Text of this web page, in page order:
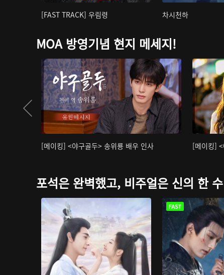
[FAST TRACK] 우림령 차시천하
MOA 방영기념 현지 메세지!
[메이킹] <야구골두> 송위룡 배우 인사 [메이킹]
포석은 완벽했고, 비주얼은 신의 한 수